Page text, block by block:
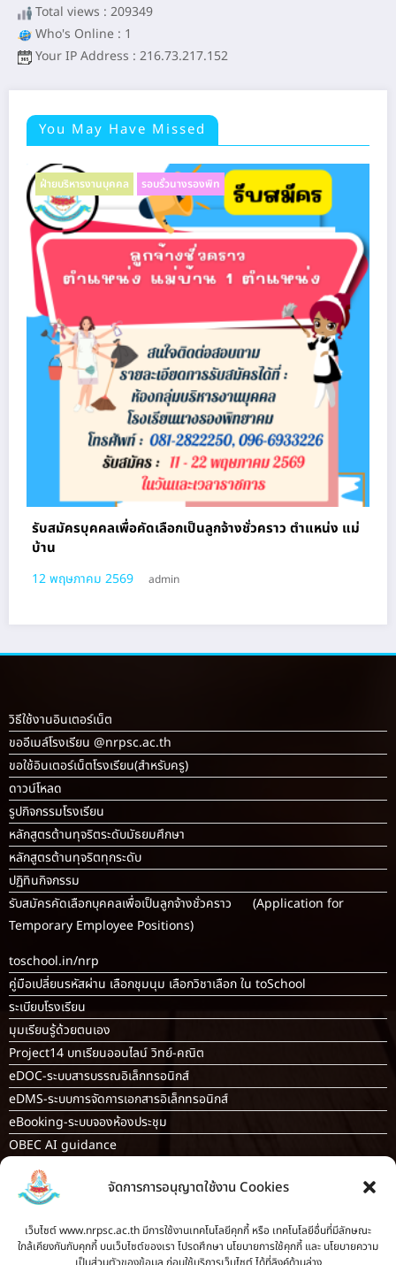
จัดการการอนุญาตใช้งาน Cookies
เว็บไซต์ www.nrpsc.ac.th มีการใช้งานเทคโนโลยีคุกกี้ หรือ เทคโนโลยีอื่นที่มีลักษณะ
ใกล้เคียงกันกับคุกกี้ บนเว็บไซต์ของเรา โปรดศึกษา นโยบายการใช้คุกกี้ และ นโยบายความ
Total views : 209349
Who's Online : 1
Your IP Address : 216.73.217.152
You May Have Missed
ฝ่ายบริหารงานบุคคล รอบรั้วนางรองพิท
รับสมัครบุคคลเพื่อคัดเลือกเป็นลูกจ้างชั่วคราว ตําแหน่ง แม่
บ้าน
12 พฤษภาคม 2569 admin
วิธีใช้งานอินเตอร์เน็ต
ขออีเมล์โรงเรียน @nrpsc.ac.th
ขอใช้อินเตอร์เน็ตโรงเรียน(สำหรับครู)
ดาวน์โหลด
รูปกิจกรรมโรงเรียน
หลักสูตรต้านทุจริตระดับมัธยมศึกษา
หลักสูตรต้านทุจริตทุกระดับ
ปฏิทินกิจกรรม
รับสมัครคัดเลือกบุคคลเพื่อเป็นลูกจ้างชั่วคราว (Application for
Temporary Employee Positions)
toschool.in/nrp
คู่มือเปลี่ยนรหัสผ่าน เลือกชุมนุม เลือกวิชาเลือก ใน toSchool
ระเบียบโรงเรียน
มุมเรียนรู้ด้วยตนเอง
Project14 บทเรียนออนไลน์ วิทย์-คณิต
eDOC-ระบบสารบรรณอิเล็กทรอนิกส์
eDMS-ระบบการจัดการเอกสารอิเล็กทรอนิกส์
eBooking-ระบบจองห้องประชุม
OBEC AI guidance
ระบบจองห้อง/สถานที่
กระดานสนทนา(forum)
ขออนุญาตออกนอกโรงเรียน
ระบบส่งแผนการสอนออนไลน์